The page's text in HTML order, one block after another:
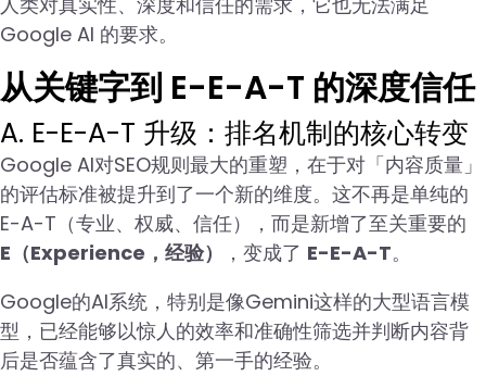
Google AI 的要求。
从关键字到 E-E-A-T 的深度信任
A. E-E-A-T 升级：排名机制的核心转变
Google AI对SEO规则最大的重塑，在于对「内容质量」
的评估标准被提升到了一个新的维度。这不再是单纯的
E-A-T（专业、权威、信任），而是新增了至关重要的
E（Experience，经验）
，变成了 E-E-A-T。
Google的AI系统，特别是像Gemini这样的大型语言模
型，已经能够以惊人的效率和准确性筛选并判断内容背
后是否蕴含了真实的、第一手的经验。